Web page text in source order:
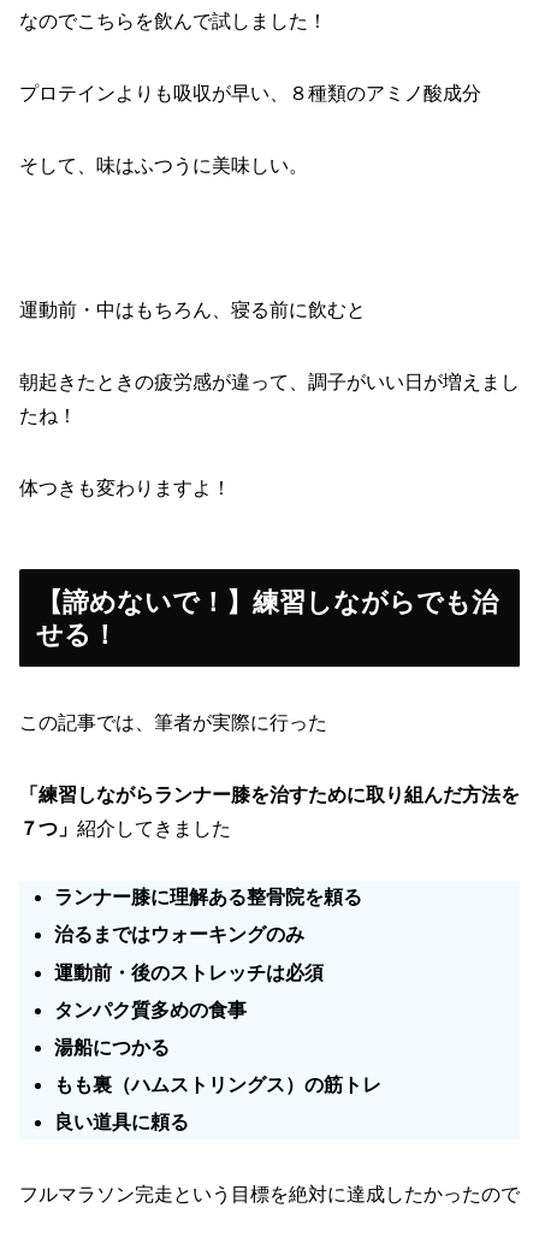
なのでこちらを飲んで試しました！
プロテインよりも吸収が早い、８種類のアミノ酸成分
そして、味はふつうに美味しい。
運動前・中はもちろん、寝る前に飲むと
朝起きたときの疲労感が違って、調子がいい日が増えまし
たね！
体つきも変わりますよ！
【諦めないで！】練習しながらでも治
せる！
この記事では、筆者が実際に行った
「練習しながらランナー膝を治すために取り組んだ方法を
７つ」 紹介してきました
ランナー膝に理解ある整骨院を頼る
治るまではウォーキングのみ
運動前・後のストレッチは必須
タンパク質多めの食事
湯船につかる
もも裏（ハムストリングス）の筋トレ
良い道具に頼る
フルマラソン完走という目標を絶対に達成したかったので